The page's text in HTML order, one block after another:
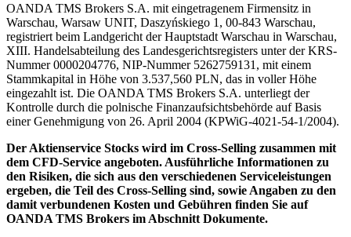
OANDA TMS Brokers S.A. mit eingetragenem Firmensitz in
Warschau, Warsaw UNIT, Daszyńskiego 1, 00-843 Warschau,
registriert beim Landgericht der Hauptstadt Warschau in Warschau,
XIII. Handelsabteilung des Landesgerichtsregisters unter der KRS-
Nummer 0000204776, NIP-Nummer 5262759131, mit einem
Stammkapital in Höhe von 3.537,560 PLN, das in voller Höhe
eingezahlt ist. Die OANDA TMS Brokers S.A. unterliegt der
Kontrolle durch die polnische Finanzaufsichtsbehörde auf Basis
einer Genehmigung von 26. April 2004 (KPWiG-4021-54-1/2004).
Der Aktienservice Stocks wird im Cross-Selling zusammen mit
dem CFD-Service angeboten. Ausführliche Informationen zu
den Risiken, die sich aus den verschiedenen Serviceleistungen
ergeben, die Teil des Cross-Selling sind, sowie Angaben zu den
damit verbundenen Kosten und Gebühren finden Sie auf
OANDA TMS Brokers im Abschnitt Dokumente.